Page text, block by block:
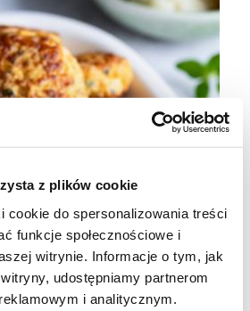
z plików cookie
cookie do spersonalizowania treści
funkcje społecznościowe i
witrynie. Informacje o tym, jak
udostępniamy partnerom
i analitycznym.